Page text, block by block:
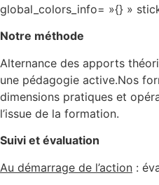
global_colors_info= »{} »
Notre méthode
Alternance des apports
une pédagogie active.Nos
dimensions pratiques et
l’issue de la formation.
Suivi et évaluation
Au démarrage de l’action :